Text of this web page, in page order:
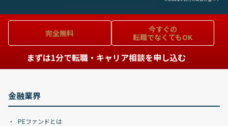
完全無料
今すぐの
転職でなくてもOK
まずは1分で転職・キャリア相談を申し込む
金融業界
PEファンドとは